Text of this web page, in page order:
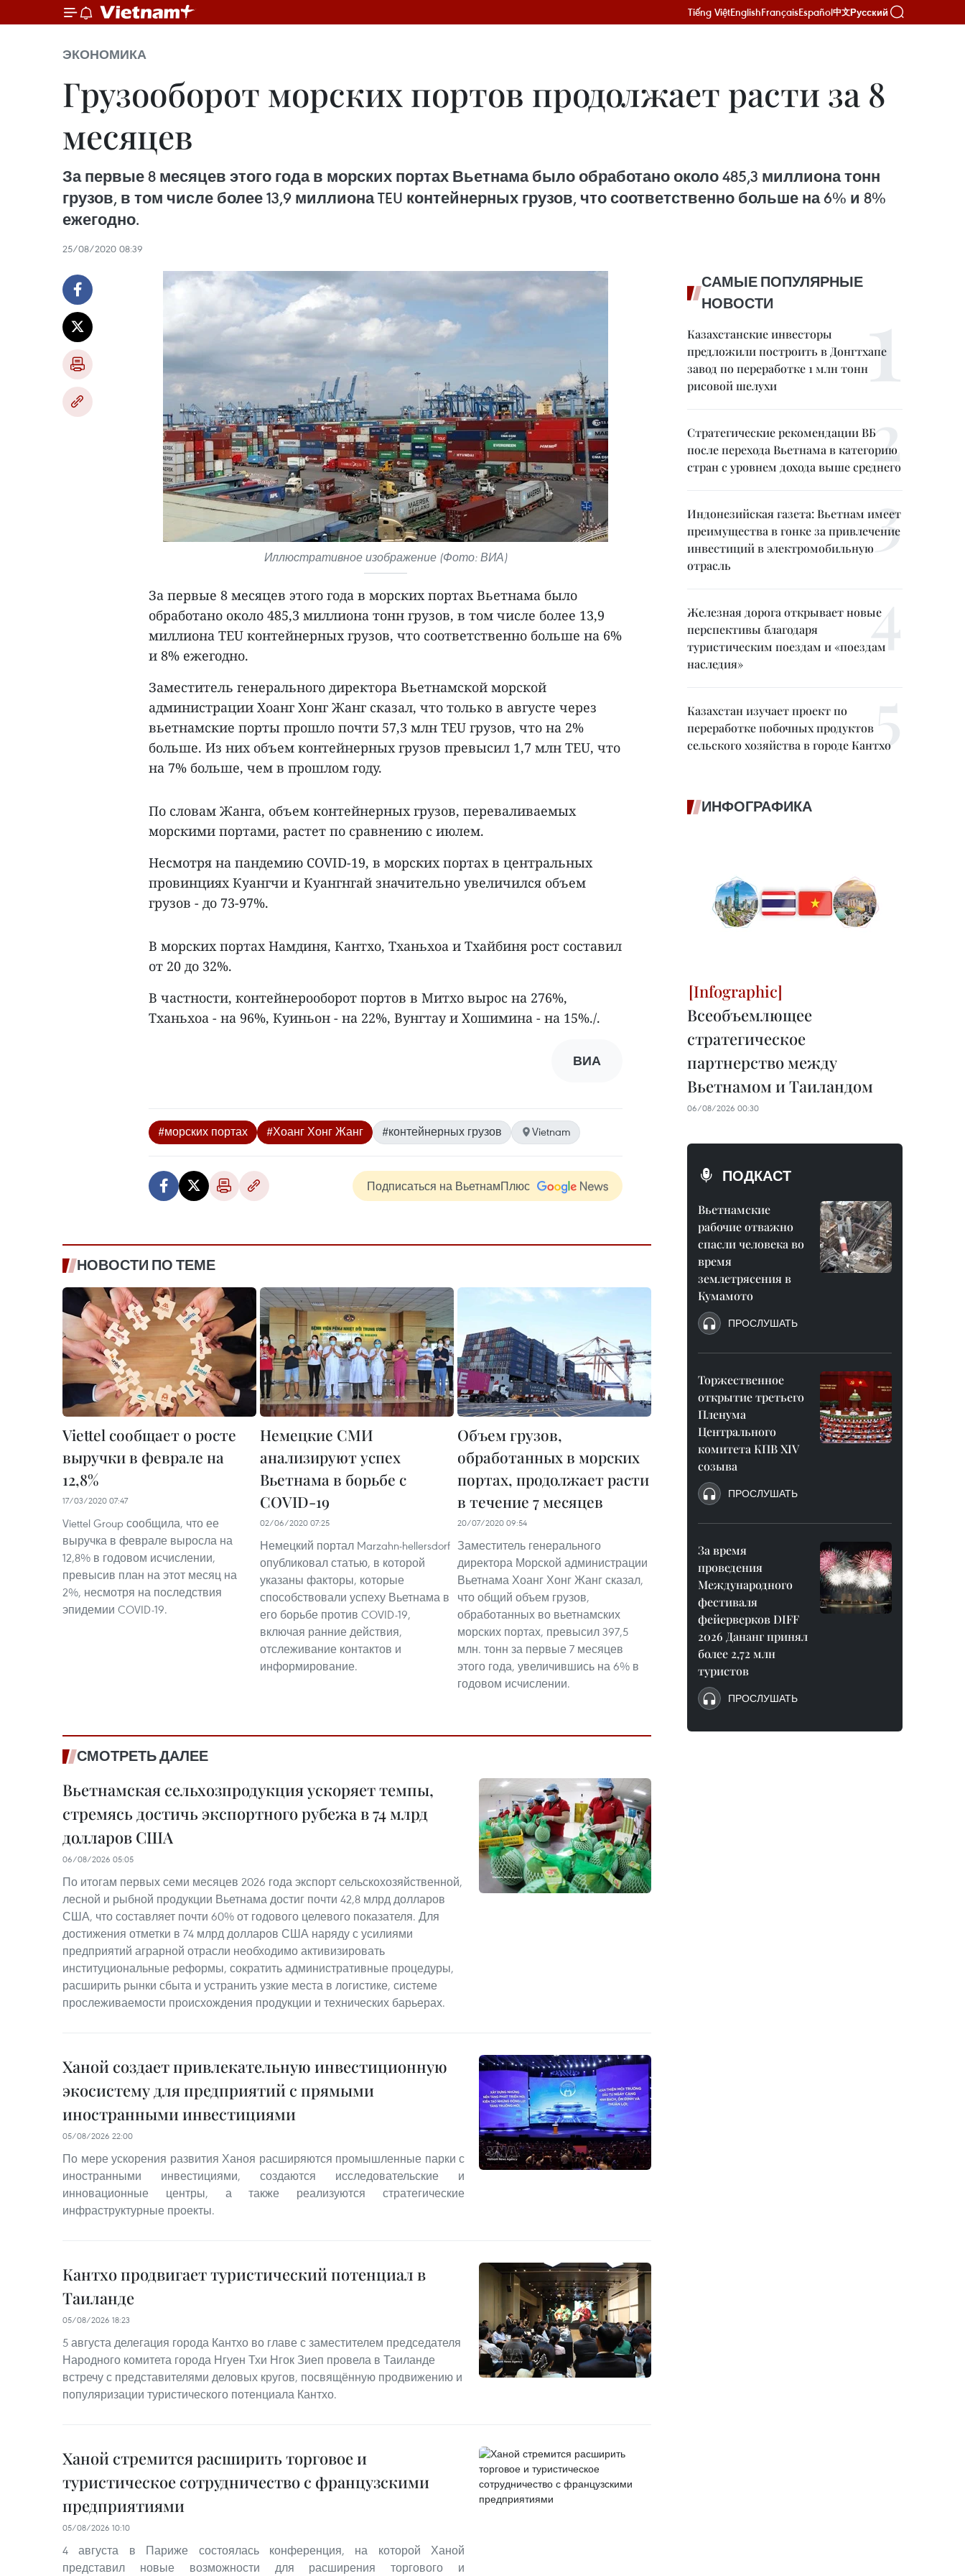
Tiếng ViệtEnglishFrançaisEspañol中文Русский
ЭКОНОМИКА
Грузооборот морских портов продолжает расти за 8
месяцев
За первые 8 месяцев этого года в морских портах Вьетнама было обработано около 485,3 миллиона тонн
грузов, в том числе более 13,9 миллиона TEU контейнерных грузов, что соответственно больше на 6% и 8%
ежегодно.
25/08/2020 08:39
Иллюстративное изображение (Фото: ВИА)
За первые 8 месяцев этого года в морских портах Вьетнама было
обработано около 485,3 миллиона тонн грузов, в том числе более 13,9
миллиона TEU контейнерных грузов, что соответственно больше на 6%
и 8% ежегодно.
Заместитель генерального директора Вьетнамской морской
администрации Хоанг Хонг Жанг сказал, что только в августе через
вьетнамские порты прошло почти 57,3 млн TEU грузов, что на 2%
больше. Из них объем контейнерных грузов превысил 1,7 млн TEU, что
на 7% больше, чем в прошлом году.
По словам Жанга, объем контейнерных грузов, переваливаемых
морскими портами, растет по сравнению с июлем.
Несмотря на пандемию COVID-19, в морских портах в центральных
провинциях Куангчи и Куангнгай значительно увеличился объем
грузов - до 73-97%.
В морских портах Намдиня, Кантхо, Тханьхоа и Тхайбиня рост составил
от 20 до 32%.
В частности, контейнерооборот портов в Митхо вырос на 276%,
Тханьхоа - на 96%, Куиньон - на 22%, Вунгтау и Хошимина - на 15%./.
ВИА
#морских портах #Хоанг Хонг Жанг #контейнерных грузов Vietnam
Подписаться на ВьетнамПлюс
НОВОСТИ ПО ТЕМЕ
Viettel сообщает о росте
выручки в феврале на
12,8%
17/03/2020 07:47
Viettel Group сообщила, что ее
выручка в феврале выросла на
12,8% в годовом исчислении,
превысив план на этот месяц на
2%, несмотря на последствия
эпидемии COVID-19.
Немецкие СМИ
анализируют успех
Вьетнама в борьбе с
COVID-19
02/06/2020 07:25
Немецкий портал Marzahn-hellersdorf
опубликовал статью, в которой
указаны факторы, которые
способствовали успеху Вьетнама в
его борьбе против COVID-19,
включая ранние действия,
отслеживание контактов и
информирование.
Объем грузов,
обработанных в морских
портах, продолжает расти
в течение 7 месяцев
20/07/2020 09:54
Заместитель генерального
директора Морской администрации
Вьетнама Хоанг Хонг Жанг сказал,
что общий объем грузов,
обработанных во вьетнамских
морских портах, превысил 397,5
млн. тонн за первые 7 месяцев
этого года, увеличившись на 6% в
годовом исчислении.
СМОТРЕТЬ ДАЛЕЕ
Вьетнамская сельхозпродукция ускоряет темпы,
стремясь достичь экспортного рубежа в 74 млрд
долларов США
06/08/2026 05:05
По итогам первых семи месяцев 2026 года экспорт сельскохозяйственной,
лесной и рыбной продукции Вьетнама достиг почти 42,8 млрд долларов
США, что составляет почти 60% от годового целевого показателя. Для
достижения отметки в 74 млрд долларов США наряду с усилиями
предприятий аграрной отрасли необходимо активизировать
институциональные реформы, сократить административные процедуры,
расширить рынки сбыта и устранить узкие места в логистике, системе
прослеживаемости происхождения продукции и технических барьерах.
Ханой создает привлекательную инвестиционную
экосистему для предприятий с прямыми
иностранными инвестициями
05/08/2026 22:00
По мере ускорения развития Ханоя расширяются промышленные парки с
иностранными инвестициями, создаются исследовательские и
инновационные центры, а также реализуются стратегические
инфраструктурные проекты.
Кантхо продвигает туристический потенциал в
Таиланде
05/08/2026 18:23
5 августа делегация города Кантхо во главе с заместителем председателя
Народного комитета города Нгуен Тхи Нгок Зиеп провела в Таиланде
встречу с представителями деловых кругов, посвящённую продвижению и
популяризации туристического потенциала Кантхо.
Ханой стремится расширить торговое и
туристическое сотрудничество с французскими
предприятиями
05/08/2026 10:10
4 августа в Париже состоялась конференция, на которой Ханой
представил новые возможности для расширения торгового и
САМЫЕ ПОПУЛЯРНЫЕ
НОВОСТИ
Казахстанские инвесторы
предложили построить в Донгтхапе
завод по переработке 1 млн тонн
рисовой шелухи
Стратегические рекомендации ВБ
после перехода Вьетнама в категорию
стран с уровнем дохода выше среднего
Индонезийская газета: Вьетнам имеет
преимущества в гонке за привлечение
инвестиций в электромобильную
отрасль
Железная дорога открывает новые
перспективы благодаря
туристическим поездам и «поездам
наследия»
Казахстан изучает проект по
переработке побочных продуктов
сельского хозяйства в городе Кантхо
ИНФОГРАФИКА
Всеобъемлющее
стратегическое
партнерство между
Вьетнамом и Таиландом
06/08/2026 00:30
ПОДКАСТ
Вьетнамские
рабочие отважно
спасли человека во
время
землетрясения в
Кумамото
ПРОСЛУШАТЬ
Торжественное
открытие третьего
Пленума
Центрального
комитета КПВ XIV
созыва
ПРОСЛУШАТЬ
За время
проведения
Международного
фестиваля
фейерверков DIFF
2026 Дананг принял
более 2,72 млн
туристов
ПРОСЛУШАТЬ